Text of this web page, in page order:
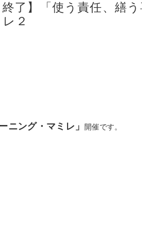
終了】「使う責任、繕
２
ニング・マミレ」 開催です。